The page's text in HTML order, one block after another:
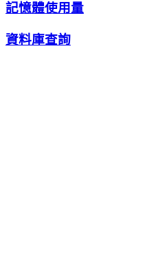
記憶體使用量
資料庫查詢